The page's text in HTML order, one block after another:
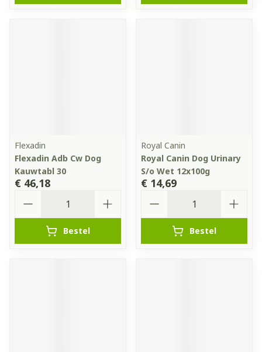
Flexadin
Flexadin Adb Cw Dog
Kauwtabl 30
€ 46,18
Bestel
Royal Canin
Royal Canin Dog Urinary
S/o Wet 12x100g
€ 14,69
Bestel